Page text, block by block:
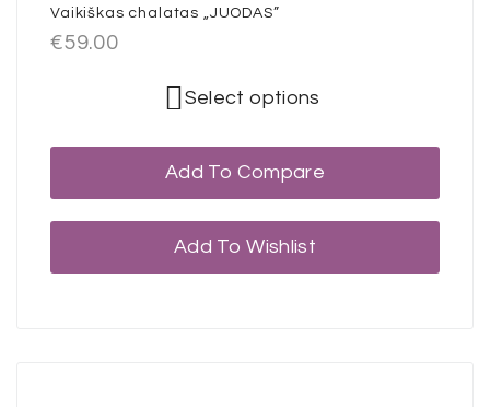
Vaikiškas chalatas „JUODAS”
€59.00
Select options
Add To Compare
Add To Wishlist